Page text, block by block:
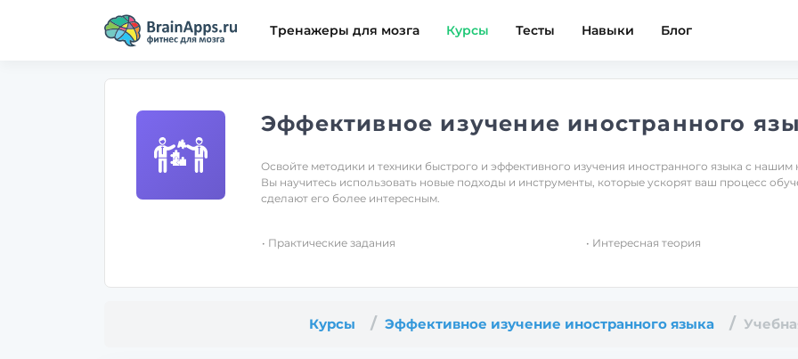
Тренажеры для мозга Курсы Тесты Навыки Блог
Эффективное изучение иностранного
Освойте методики и техники быстрого и эффективного изучения иностранного языка с нашим
Вы научитесь использовать новые подходы и инструменты, которые ускорят ваш процесс
сделают его более интересным.
• Практические задания • Интересная теория
Курсы Эффективное изучение иностранного языка